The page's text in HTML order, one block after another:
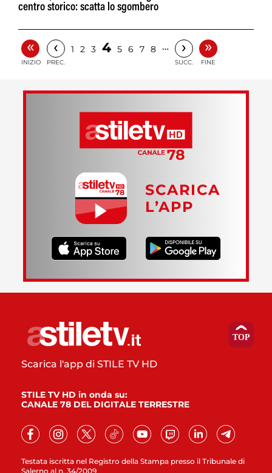
centro storico: scatta lo sgombero
«
INIZIO
‹
PREC.
1 2 3 4 5 6 7 8 … ›
SUCC.
»
FINE
SCARICA
L’APP
Testata iscritta nel Registro della Stampa presso il Tribunale di
Salerno al n. 34/2009
Scarica l'app di STILE TV HD
STILE TV HD in onda su:
CANALE 78 DEL DIGITALE TERRESTRE